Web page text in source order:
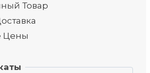
Товар
Цены